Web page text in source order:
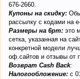
676-2660.
Купоны на скидку:
рассылку с кодами на
Размеры на 6pm: это
сетка, указанная на
конкретной модели
оф.сайтов и отзывы от
Возврат Cash Back:
Налогообложение: с